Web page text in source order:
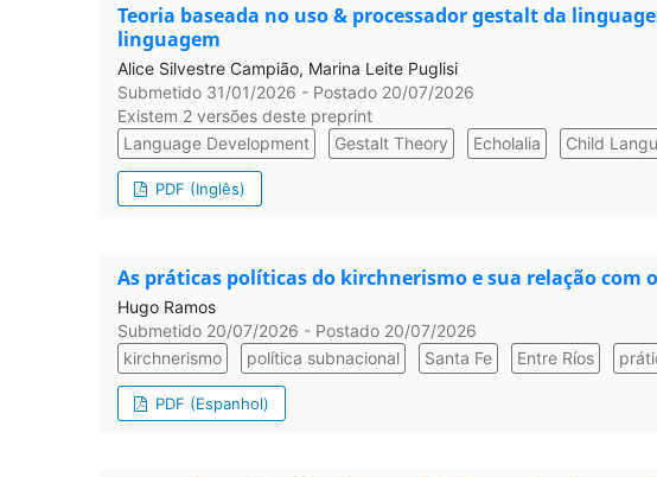
Teoria baseada no uso & processador gestalt da
linguagem
Alice Silvestre Campião, Marina Leite Puglisi
Submetido 31/01/2026 - Postado 20/07/2026
Existem 2 versões deste preprint
Language Development
Gestalt Theory Echolalia Child
PDF (Inglês)
As práticas políticas do kirchnerismo e sua relação com
Hugo Ramos
Submetido 20/07/2026 - Postado 20/07/2026
kirchnerismo
política subnacional Santa Fe Entre Ríos
PDF (Espanhol)